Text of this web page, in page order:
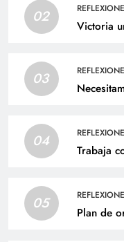
02
Victoria
03
04
Trabaja
05
Plan de